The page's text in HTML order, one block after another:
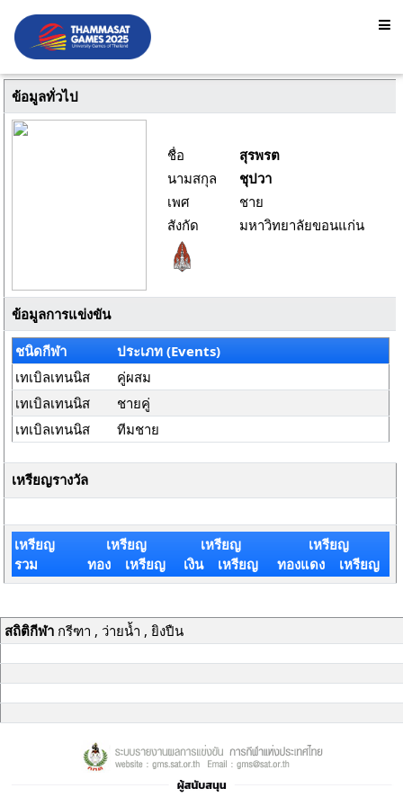
ข้อมูลทั่วไป
ชื่อ
สุรพรต
นามสกุล
ชุปวา
เพศ
ชาย
สังกัด
มหาวิทยาลัยขอนแก่น
ข้อมูลการแข่งขัน
ชนิดกีฬา
ประเภท (Events)
เทเบิลเทนนิส
คู่ผสม
เทเบิลเทนนิส
ชายคู่
เทเบิลเทนนิส
ทีมชาย
เหรียญรางวัล
เหรียญ
รวม
เหรียญ
ทอง เหรียญ
เหรียญ
เงิน เหรียญ
เหรียญ
ทองแดง เหรียญ
สถิติกีฬากรีฑา , ว่ายน้ำ , ยิงปืน